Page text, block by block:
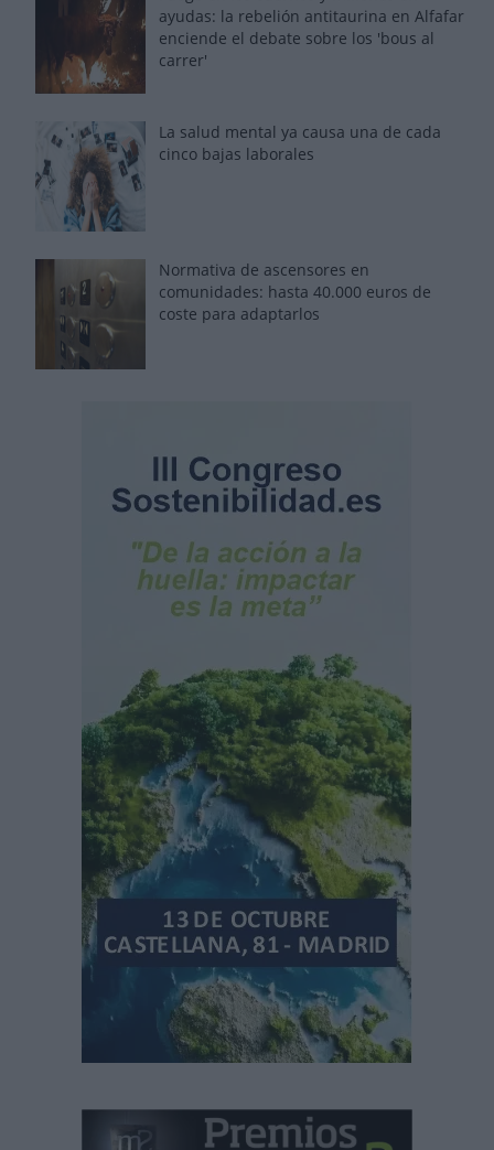
ayudas: la rebelión antitaurina en Alfafar
enciende el debate sobre los 'bous al
carrer'
La salud mental ya causa una de cada
cinco bajas laborales
Normativa de ascensores en
comunidades: hasta 40.000 euros de
coste para adaptarlos